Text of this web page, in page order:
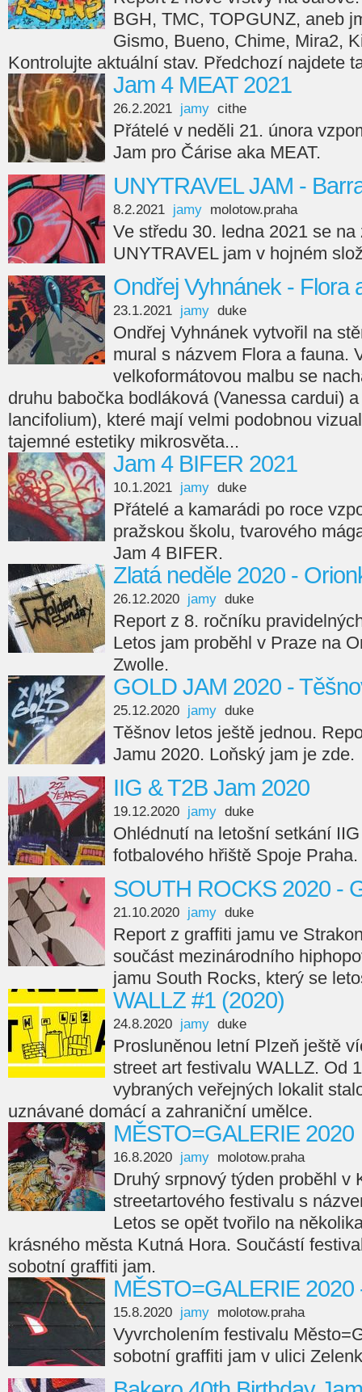
BGH, TMC, TOPGUNZ, aneb
Gismo, Bueno, Chime, Mira2,
Kontrolujte aktuální stav. Předchozí najdete
Jam 4 MEAT 2021
26.2.2021 jamy cithe
Přátelé v neděli 21. února
Jam pro Čárise aka MEAT.
UNYTRAVEL JAM -
8.2.2021 jamy molotow.praha
Ve středu 30. ledna 2021 se
UNYTRAVEL jam v hojném
Ondřej Vyhnánek - Flora
23.1.2021 jamy duke
Ondřej Vyhnánek vytvořil na
mural s názvem Flora a fauna.
velkoformátovou malbu se
druhu babočka bodláková (Vanessa cardui)
lancifolium), které mají velmi podobnou
tajemné estetiky mikrosvěta...
Jam 4 BIFER 2021
10.1.2021 jamy duke
Přátelé a kamarádi po roce
pražskou školu, tvarového
Jam 4 BIFER.
Zlatá neděle 2020 -
26.12.2020 jamy duke
Report z 8. ročníku
Letos jam proběhl v Praze na
Zwolle.
GOLD JAM 2020 -
25.12.2020 jamy duke
Těšnov letos ještě jednou.
Jamu 2020. Loňský jam je zde.
IIG & T2B Jam 2020
19.12.2020 jamy duke
Ohlédnutí na letošní setkání
fotbalového hřiště Spoje Praha.
SOUTH ROCKS 2020 -
21.10.2020 jamy duke
Report z graffiti jamu ve
součást mezinárodního
jamu South Rocks, který se
WALLZ #1 (2020)
24.8.2020 jamy duke
Prosluněnou letní Plzeň ještě
street art festivalu WALLZ. Od
vybraných veřejných lokalit
uznávané domácí a zahraniční umělce.
MĚSTO=GALERIE 2020
16.8.2020 jamy molotow.praha
Druhý srpnový týden proběhl v
streetartového festivalu s
Letos se opět tvořilo na
krásného města Kutná Hora. Součástí
sobotní graffiti jam.
MĚSTO=GALERIE 2020
15.8.2020 jamy molotow.praha
Vyvrcholením festivalu
sobotní graffiti jam v ulici